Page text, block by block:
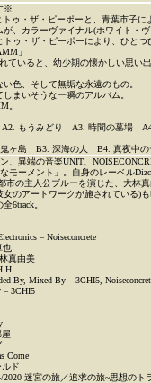
※
トゥ・ザ・ピーポーと、青葉市子
が、カラーヴァイナル(ホワイト・
トゥ・ザ・ピーポーにより、ひと
」
ていると、幼少期の懐かしい思い
い色、そして無垢な永遠のもの。
まいそうな一瞬のアルバム。
。
もうみどり A3. 時間の墓場
ヶ島 B3. 深海の人 B4. 真夜中の
、異端の音楽UNIT、
モーメント」。自身のレーベル
市の主人公ブルーを演じた、大林
女のアートワークが施されている)
6track。
– Noiseconcrete
也
真由美
By, Mixed By – 3CHI5,
– 3CHI5
Come
ド
2020 迷宮の旅／追求の旅~思想のト